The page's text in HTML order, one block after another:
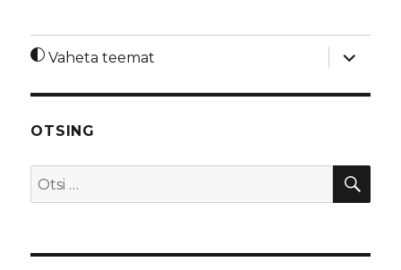
Vaheta teemat
laienda
OTSING
Otsi: